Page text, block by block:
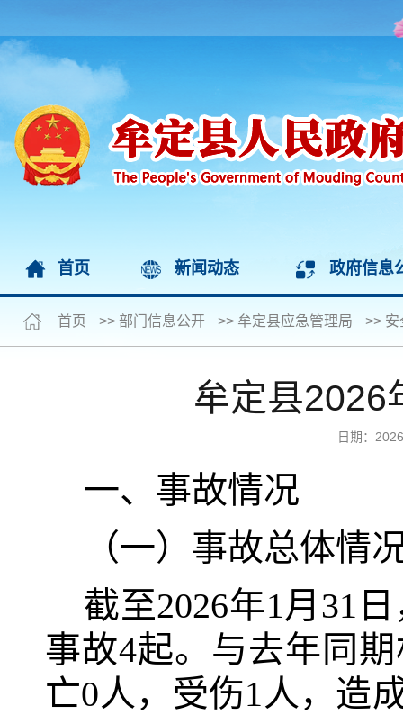
首页 新闻动态 政府信息
首页 >> 部门信息公开 >> 牟定县应急管理局 >> 安
牟定县2026
日期：
一、事故情况
（一）事故总体情
截至2026年1月31
事故4起。与去年同
亡0人，受伤1人，造